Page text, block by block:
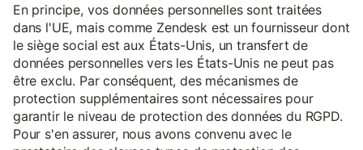
En principe, vos données personnelles sont traitées
dans l'UE, mais comme Zendesk est un fournisseur dont
le siège social est aux États-Unis, un transfert de
données personnelles vers les États-Unis ne peut pas
être exclu. Par conséquent, des mécanismes de
protection supplémentaires sont nécessaires pour
garantir le niveau de protection des données du RGPD.
Pour s'en assurer, nous avons convenu avec le